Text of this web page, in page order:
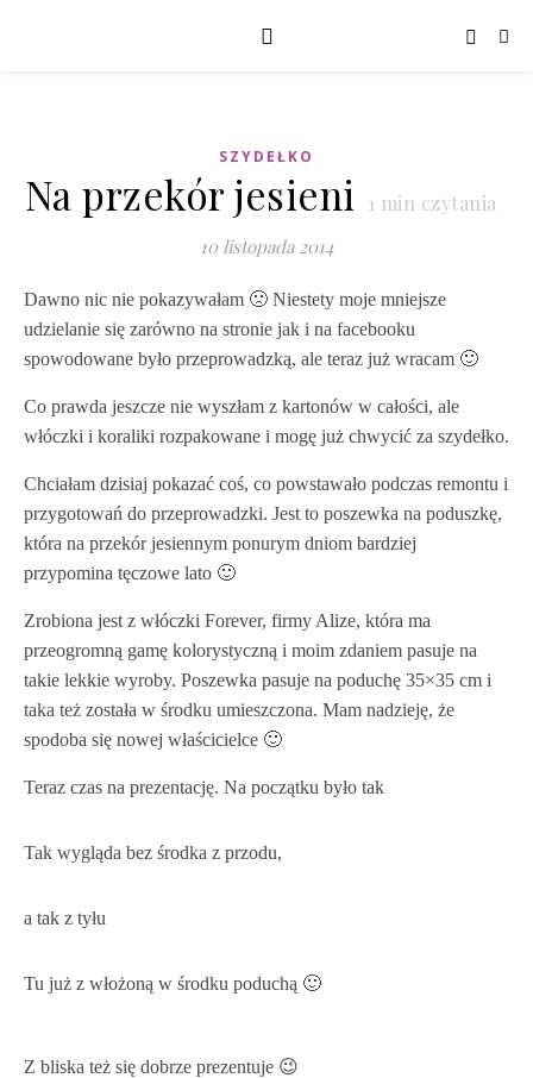
SZYDEŁKO
Na przekór jesieni 1 min czytania
10 listopada 2014
Dawno nic nie pokazywałam 🙁 Niestety moje mniejsze
udzielanie się zarówno na stronie jak i na facebooku
spowodowane było przeprowadzką, ale teraz już wracam 🙂
Co prawda jeszcze nie wyszłam z kartonów w całości, ale
włóczki i koraliki rozpakowane i mogę już chwycić za szydełko.
Chciałam dzisiaj pokazać coś, co powstawało podczas remontu i
przygotowań do przeprowadzki. Jest to poszewka na poduszkę,
która na przekór jesiennym ponurym dniom bardziej
przypomina tęczowe lato 🙂
Zrobiona jest z włóczki Forever, firmy Alize, która ma
przeogromną gamę kolorystyczną i moim zdaniem pasuje na
takie lekkie wyroby. Poszewka pasuje na poduchę 35×35 cm i
taka też została w środku umieszczona. Mam nadzieję, że
spodoba się nowej właścicielce 🙂
Teraz czas na prezentację. Na początku było tak
Tak wygląda bez środka z przodu,
a tak z tyłu
Tu już z włożoną w środku poduchą 🙂
Z bliska też się dobrze prezentuje 😉